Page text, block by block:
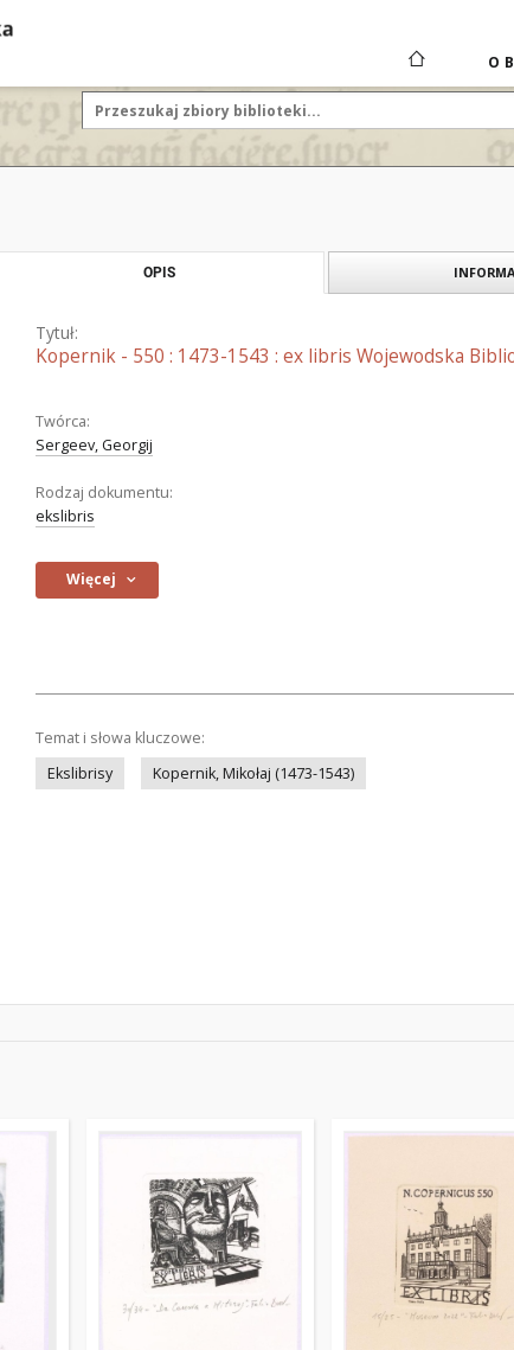
O
OPIS
Tytuł:
Kopernik - 550 : 1473-1543 : ex libris Wojewodska
Twórca:
Sergeev, Georgij
Rodzaj dokumentu:
ekslibris
Więcej
Temat i słowa kluczowe:
Ekslibrisy
Kopernik, Mikołaj (1473-1543)